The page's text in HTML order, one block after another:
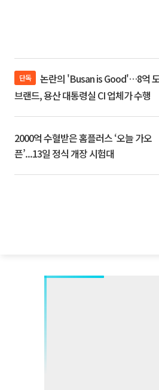
단독
브랜드, 용산 대통령실 CI 업체가 수행
2000억 수혈받은 홈플러스 ‘오늘 가오
픈’...13일 정식 개장 시험대